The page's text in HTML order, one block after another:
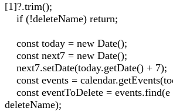
[1]?.trim();
if (!deleteName) return;
const today = new Date();
const next7 = new Date();
next7.setDate(today.getDate() + 7);
const events =
const eventToDelete =
deleteName);